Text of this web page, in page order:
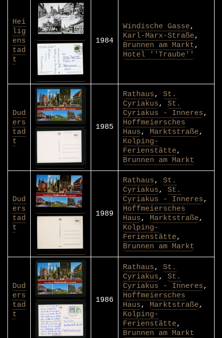
Hei
lig
ens
tad
t
1984
Windische Gasse,
Karl-Marx-Straße,
Brunnen am Markt,
Hotel ''Traube''
Dud
ers
tad
t
1985
Rathaus, St.
Cyriakus, St.
Cyriakus - Inneres,
Hoffmeiersches
Haus, Marktstraße,
Kolping-
Ferienstätte,
Brunnen am Markt
Dud
ers
tad
t
1989
Rathaus, St.
Cyriakus, St.
Cyriakus - Inneres,
Hoffmeiersches
Haus, Marktstraße,
Kolping-
Ferienstätte,
Brunnen am Markt
Dud
ers
tad
t
1986
Rathaus, St.
Cyriakus, St.
Cyriakus - Inneres,
Hoffmeiersches
Haus, Marktstraße,
Kolping-
Ferienstätte,
Brunnen am Markt